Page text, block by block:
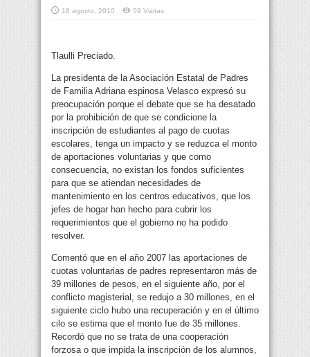
18 agosto, 2010 59 Visitas
Tlaulli Preciado.
La presidenta de la Asociación Estatal de Padres
de Familia Adriana espinosa Velasco expresó su
preocupación porque el debate que se ha desatado
por la prohibición de que se condicione la
inscripción de estudiantes al pago de cuotas
escolares, tenga un impacto y se reduzca el monto
de aportaciones voluntarias y que como
consecuencia, no existan los fondos suficientes
para que se atiendan necesidades de
mantenimiento en los centros educativos, que los
jefes de hogar han hecho para cubrir los
requerimientos que el gobierno no ha podido
resolver.
Comentó que en el año 2007 las aportaciones de
cuotas voluntarias de padres representaron más de
39 millones de pesos, en el siguiente año, por el
conflicto magisterial, se redujo a 30 millones, en el
siguiente ciclo hubo una recuperación y en el último
cilo se estima que el monto fue de 35 millones.
Recordó que no se trata de una cooperación
forzosa o que impida la inscripción de los alumnos,